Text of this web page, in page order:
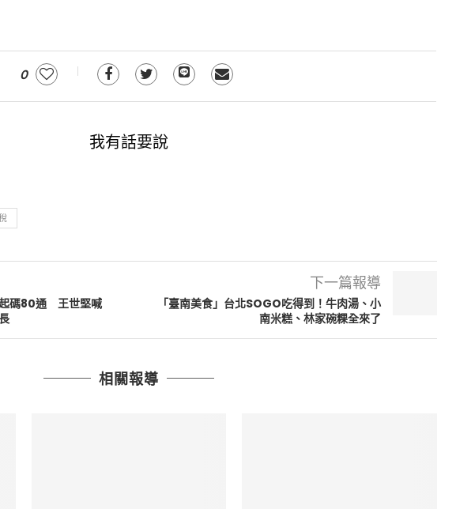
0
我有話要說
碼80通 王世堅喊
下一篇報導
「臺南美食」台北SOGO吃得到！牛肉湯、小
南米糕、林家碗粿全來了
相關報導